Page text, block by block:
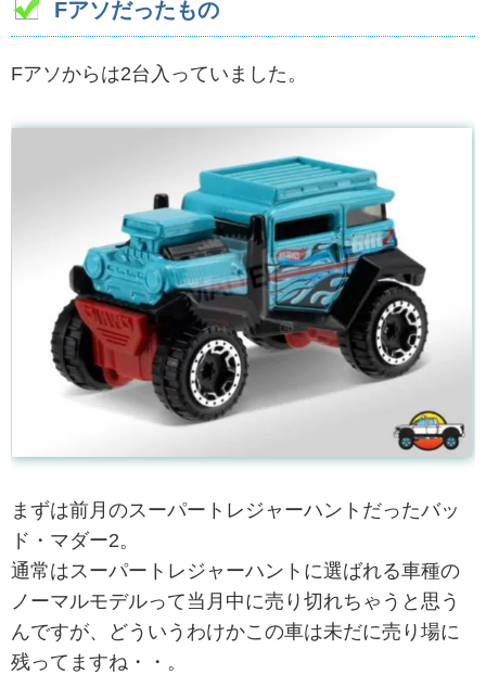
Fアソだったもの
Fアソからは2台入っていました。
まずは前月のスーパートレジャーハントだったバッ
ド・マダー2。
通常はスーパートレジャーハントに選ばれる車種の
ノーマルモデルって当月中に売り切れちゃうと思う
んですが、どういうわけかこの車は未だに売り場に
残ってますね・・。